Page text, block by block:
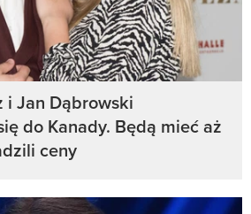
i Jan Dąbrowski
do Kanady. Będą mieć aż
ceny